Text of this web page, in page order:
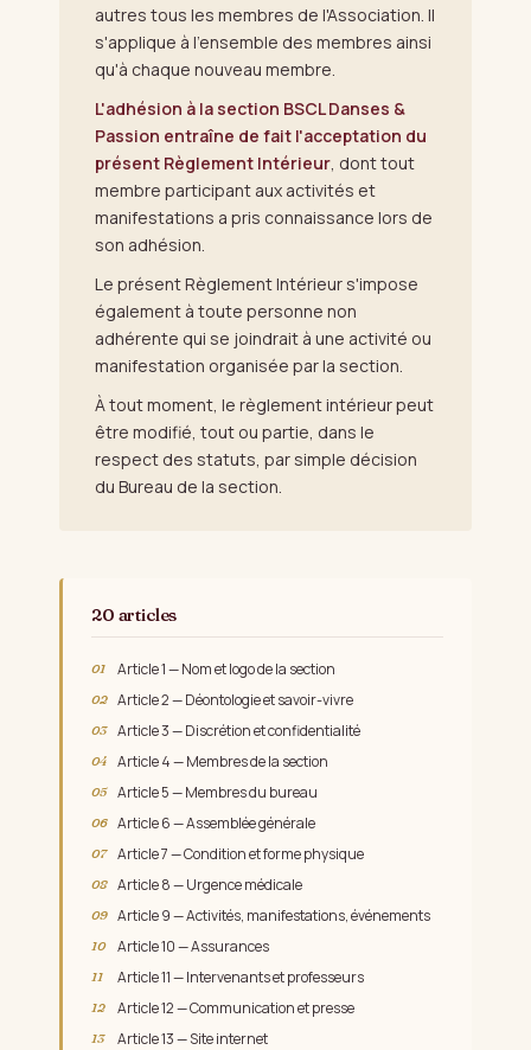
autres tous les membres de l'Association. Il
s'applique à l'ensemble des membres ainsi
qu'à chaque nouveau membre.
L'adhésion à la section BSCL Danses &
Passion entraîne de fait l'acceptation du
présent Règlement Intérieur , dont tout
membre participant aux activités et
manifestations a pris connaissance lors de
son adhésion.
Le présent Règlement Intérieur s'impose
également à toute personne non
adhérente qui se joindrait à une activité ou
manifestation organisée par la section.
À tout moment, le règlement intérieur peut
être modifié, tout ou partie, dans le
respect des statuts, par simple décision
du Bureau de la section.
20 articles
Article 1 — Nom et logo de la section
Article 2 — Déontologie et savoir-vivre
Article 3 — Discrétion et confidentialité
Article 4 — Membres de la section
Article 5 — Membres du bureau
Article 6 — Assemblée générale
Article 7 — Condition et forme physique
Article 8 — Urgence médicale
Article 9 — Activités, manifestations, événements
Article 10 — Assurances
Article 11 — Intervenants et professeurs
Article 12 — Communication et presse
Article 13 — Site internet